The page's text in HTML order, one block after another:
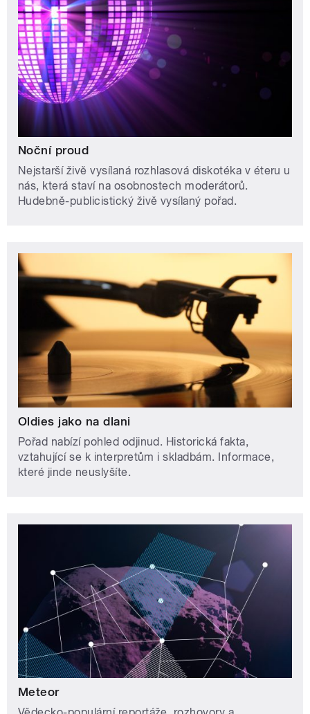
Noční proud
Nejstarší živě vysílaná rozhlasová diskotéka v éteru u
nás, která staví na osobnostech moderátorů.
Hudebně-publicistický živě vysílaný pořad.
Oldies jako na dlani
Pořad nabízí pohled odjinud. Historická fakta,
vztahující se k interpretům i skladbám. Informace,
které jinde neuslyšíte.
Meteor